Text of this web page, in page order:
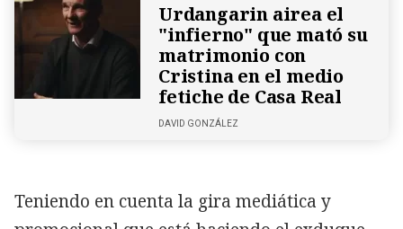
Urdangarin airea el
"infierno" que mató su
matrimonio con
Cristina en el medio
fetiche de Casa Real
DAVID GONZÁLEZ
Teniendo en cuenta la gira mediática y